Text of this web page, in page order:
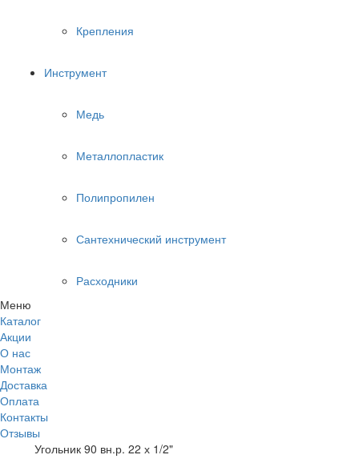
Крепления
Инструмент
Медь
Металлопластик
Полипропилен
Сантехнический инструмент
Расходники
Меню
Каталог
Акции
О нас
Монтаж
Доставка
Оплата
Контакты
Отзывы
Угольник 90 вн.р. 22 х 1/2"